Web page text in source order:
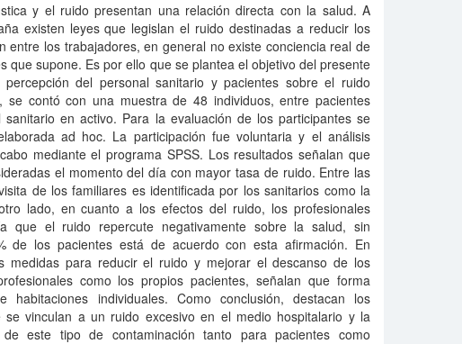
y el ruido presentan una relación directa con la salud. A
existen leyes que legislan el ruido destinadas a reducir los
entre los trabajadores, en general no existe conciencia real de
que supone. Es por ello que se plantea el objetivo del presente
del personal sanitario y pacientes sobre el ruido
se contó con una muestra de 48 individuos, entre pacientes
sanitario en activo. Para la evaluación de los participantes se
ad hoc. La participación fue voluntaria y el análisis
mediante el programa SPSS. Los resultados señalan que
el momento del día con mayor tasa de ruido. Entre las
de los familiares es identificada por los sanitarios como la
lado, en cuanto a los efectos del ruido, los profesionales
que el ruido repercute negativamente sobre la salud, sin
de los pacientes está de acuerdo con esta afirmación. En
medidas para reducir el ruido y mejorar el descanso de los
como los propios pacientes, señalan que forma
habitaciones individuales. Como conclusión, destacan los
se vinculan a un ruido excesivo en el medio hospitalario y la
de este tipo de contaminación tanto para pacientes como